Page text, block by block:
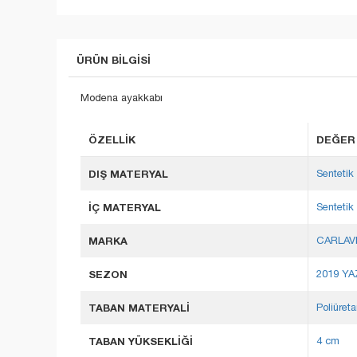
ÜRÜN BILGISI
Modena ayakkabı
ÖZELLIK DEĞER
DIŞ MATERYAL Sentetik
İÇ MATERYAL Sentetik
MARKA
SEZON 2019
TABAN MATERYALİ
TABAN YÜKSEKLİĞİ 4 cm